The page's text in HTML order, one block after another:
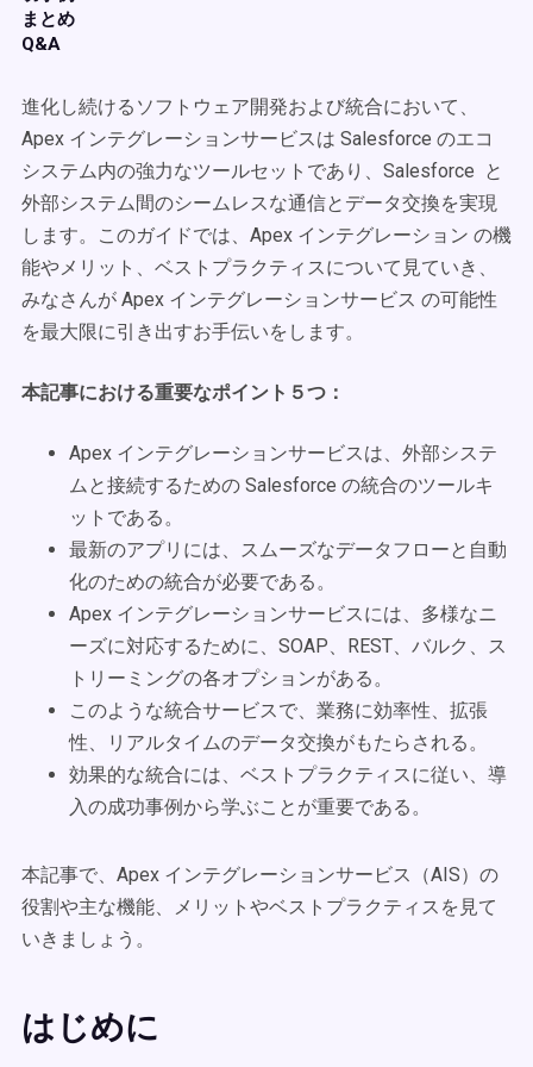
まとめ
Q&A
進化し続けるソフトウェア開発および統合において、
Apex インテグレーションサービスは Salesforce のエコ
システム内の強力なツールセットであり、Salesforce と
外部システム間のシームレスな通信とデータ交換を実現
します。このガイドでは、Apex インテグレーション の機
能やメリット、ベストプラクティスについて見ていき、
みなさんが Apex インテグレーションサービス の可能性
を最大限に引き出すお手伝いをします。
本記事における重要なポイント５つ：
Apex インテグレーションサービスは、外部システ
ムと接続するための Salesforce の統合のツールキ
ットである。
最新のアプリには、スムーズなデータフローと自動
化のための統合が必要である。
Apex インテグレーションサービスには、多様なニ
ーズに対応するために、SOAP、REST、バルク、ス
トリーミングの各オプションがある。
このような統合サービスで、業務に効率性、拡張
性、リアルタイムのデータ交換がもたらされる。
効果的な統合には、ベストプラクティスに従い、導
入の成功事例から学ぶことが重要である。
本記事で、Apex インテグレーションサービス（AIS）の
役割や主な機能、メリットやベストプラクティスを見て
いきましょう。
はじめに